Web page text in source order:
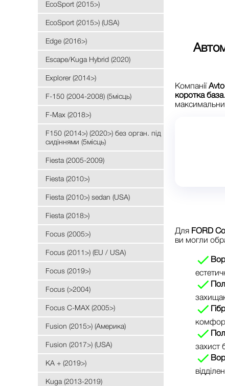
EcoSport (2015>)
EcoSport (2015>) (USA)
Edge (2016>)
Escape/Kuga Hybrid (2020)
Explorer (2014>)
F-150 (2004-2008) (5місць)
F-Max (2018>)
F150 (2014>) (2020>) без орган. під
сидіннями (5місць)
Fiesta (2005-2009)
Fiesta (2010>)
Fiesta (2010>) sedan (USA)
Fiesta (2018>)
Focus (2005>)
Focus (2011>) (EU / USA)
Focus (2019>)
Focus (>2004)
Focus C-MAX (2005>)
Fusion (2015>) (Америка)
Fusion (2017>) (USA)
KA + (2019>)
Kuga (2013-2019)
Компанії
коротка база
Для FORD
ви могли
захист